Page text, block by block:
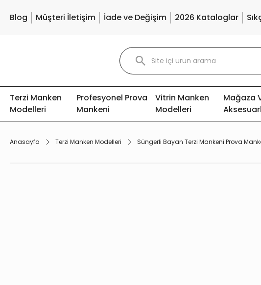
Blog Müşteri İletişim İade ve Değişim 2026 Kataloglar
Terzi Manken
Modelleri
Profesyonel Prova
Mankeni
Vitrin Manken
Modelleri
Mağaza
Anasayfa Terzi Manken Modelleri Süngerli Bayan Terzi Mankeni Prova